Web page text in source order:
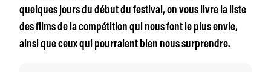
quelques jours du début du festival, on vous livre la liste
des films de la compétition qui nous font le plus envie,
ainsi que ceux qui pourraient bien nous surprendre.